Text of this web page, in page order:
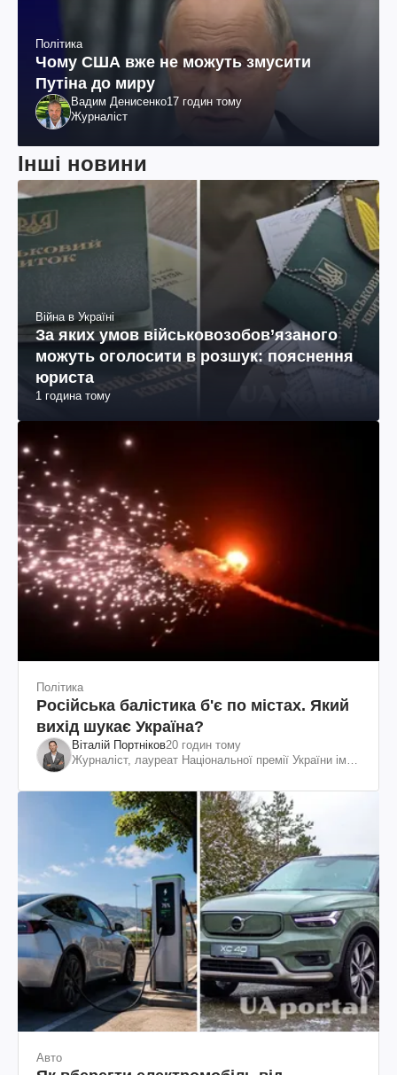
Політика
Чому США вже не можуть змусити
Путіна до миру
Вадим Денисенко17 годин тому
Журналіст
Інші новини
Війна в Україні
За яких умов військовозобов’язаного
можуть оголосити в розшук: пояснення
юриста
1 година тому
Політика
Російська балістика б'є по містах. Який
вихід шукає Україна?
Віталій Портніков20 годин тому
Журналіст, лауреат Національної премії України ім.
Авто